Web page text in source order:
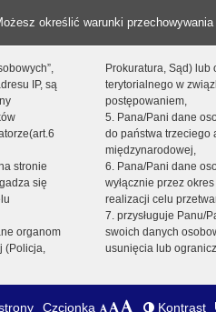
określić warunki
IP, są
stronie
się
organom
(Policja,
Prokuratura, Sąd) lub
terytorialnego w
postępowaniem,
5. Pana/Pani dane
do państwa trzeciego
międzynarodowej,
6. Pana/Pani dane
wyłącznie przez
realizacji celu
7. przysługuje Panu/
swoich danych
usunięcia lub
Czcionka Kontrast